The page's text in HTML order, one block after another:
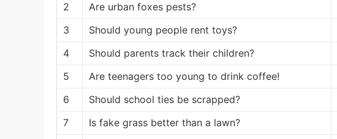
2
Are urban foxes pests?
3
Should young people rent toys?
4
Should parents track their children?
5
Are teenagers too young to drink coffee!
6
Should school ties be scrapped?
7
Is fake grass better than a lawn?